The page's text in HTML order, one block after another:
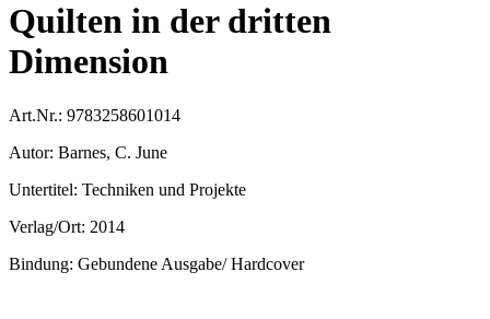
Quilten in der dritten
Dimension
Art.Nr.: 9783258601014
Autor: Barnes, C. June
Untertitel: Techniken und Projekte
Verlag/Ort: 2014
Bindung: Gebundene Ausgabe/ Hardcover